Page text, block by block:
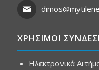
ΧΡΗΣΙΜΟΙ
Ηλεκτρονικά